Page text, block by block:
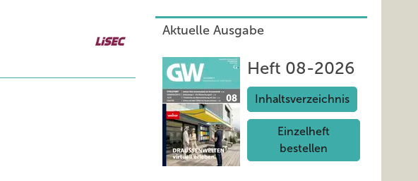
Aktuelle Ausgabe
Heft 08-2026
Inhaltsverzeichnis
Einzelheft
bestellen